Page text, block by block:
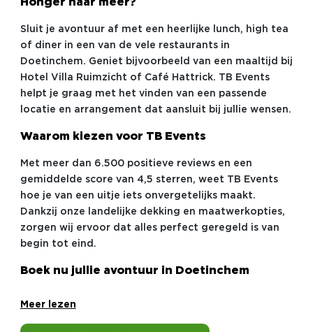
Honger naar meer?
Sluit je avontuur af met een heerlijke lunch, high tea
of diner in een van de vele restaurants in
Doetinchem. Geniet bijvoorbeeld van een maaltijd bij
Hotel Villa Ruimzicht of Café Hattrick. TB Events
helpt je graag met het vinden van een passende
locatie en arrangement dat aansluit bij jullie wensen.
Waarom kiezen voor TB Events
Met meer dan 6.500 positieve reviews en een
gemiddelde score van 4,5 sterren, weet TB Events
hoe je van een uitje iets onvergetelijks maakt.
Dankzij onze landelijke dekking en maatwerkopties,
zorgen wij ervoor dat alles perfect geregeld is van
begin tot eind.
Boek nu jullie avontuur in Doetinchem
Meer lezen